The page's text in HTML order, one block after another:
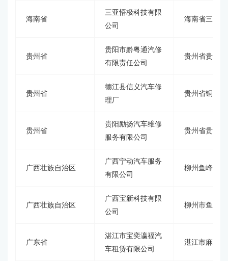
海南省
三亚悟极科技有限
公司
海南省三亚
贵州省
贵阳市黔粤通汽修
有限责任公司
贵州省贵阳
贵州省
德江县信义汽车修
理厂
贵州省铜仁
贵州省
贵阳励扬汽车维修
服务有限公司
贵州省贵阳
广西壮族自治区
广西宁动汽车服务
有限公司
柳州鱼峰区
广西壮族自治区
广西宝新科技有限
公司
柳州市鱼峰
广东省
湛江市宝奕瀛福汽
车租赁有限公司
湛江市麻章